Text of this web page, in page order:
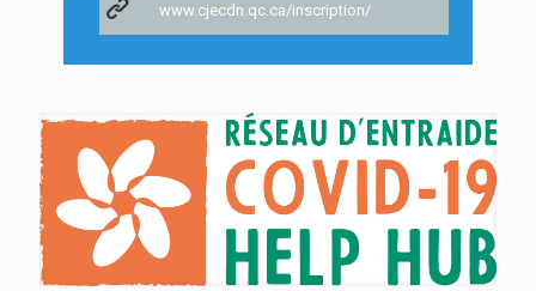
www.cjecdn.qc.ca/inscription/